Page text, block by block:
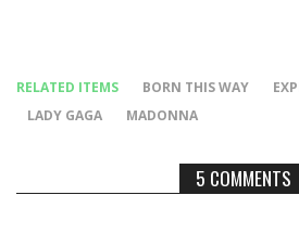
RELATED ITEMS BORN THIS WAY
LADY GAGA
MADONNA
5 COMMENTS